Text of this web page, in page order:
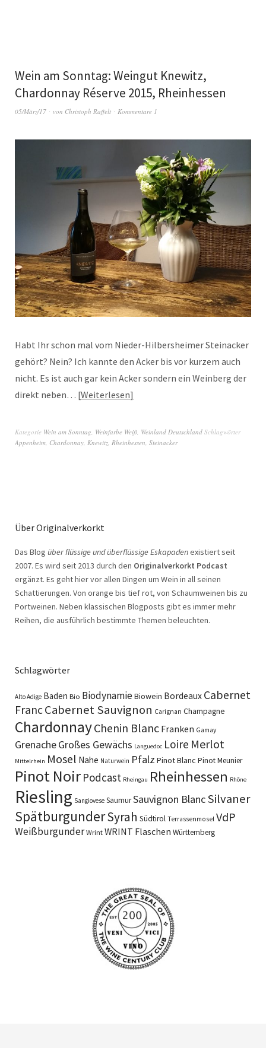
Wein am Sonntag: Weingut Knewitz,
Chardonnay Réserve 2015, Rheinhessen
05/März/17 von Christoph Raffelt Kommentare 1
Habt Ihr schon mal vom Nieder-Hilbersheimer Steinacker
gehört? Nein? Ich kannte den Acker bis vor kurzem auch
nicht. Es ist auch gar kein Acker sondern ein Weinberg der
direkt neben… Weiterlesen
Kategorie Wein am Sonntag Weinfarbe Weiß Weinland Deutschland Schlagwörter
Appenheim Chardonnay Knewitz Rheinhessen Steinacker
Über Originalverkorkt
Das Blog über flüssige und überflüssige Eskapadenexistiert seit
2007. Es wird seit 2013 durch den Originalverkorkt Podcast
ergänzt. Es geht hier vor allen Dingen um Wein in all seinen
Schattierungen. Von orange bis tief rot, von Schaumweinen bis zu
Portweinen. Neben klassischen Blogposts gibt es immer mehr
Reihen, die ausführlich bestimmte Themen beleuchten.
Schlagwörter
Alto Adige Baden Bio BiodynamieBiowein Bordeaux Cabernet
FrancCabernet Sauvignon Carignan Champagne
ChardonnayChenin Blanc Franken Gamay
GrenacheGroßes Gewächs Languedoc Loire Merlot
Mittelrhein Mosel Nahe Naturwein Pfalz Pinot Blanc Pinot Meunier
Pinot Noir Podcast Rheingau Rheinhessen Rhône
Riesling Sangiovese SaumurSauvignon BlancSilvaner
SpätburgunderSyrah Südtirol Terrassenmosel VdP
Weißburgunder Wrint WRINT Flaschen Württemberg